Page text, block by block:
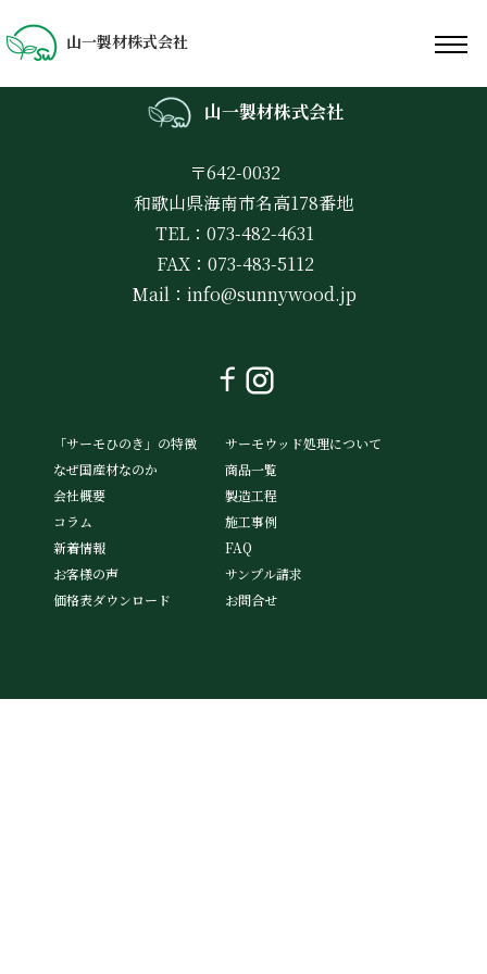
山一製材株式会社
山一製材株式会社
〒642-0032
和歌山県海南市名高178番地
TEL：073-482-4631
FAX：073-483-5112
Mail： info@sunnywood.jp
「サーモひのき」の特徴
サーモウッド処理について
なぜ国産材なのか
商品一覧
会社概要
製造工程
コラム
施工事例
新着情報
FAQ
お客様の声
サンプル請求
価格表ダウンロード
お問合せ